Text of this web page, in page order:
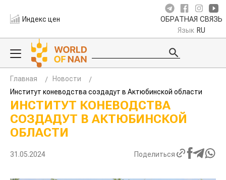
Индекс цен ОБРАТНАЯ СВЯЗЬ
Язык RU
Главная
Новости
Институт коневодства создадут в Актюбинской области
ИНСТИТУТ КОНЕВОДСТВА
СОЗДАДУТ В АКТЮБИНСКОЙ
ОБЛАСТИ
31.05.2024 Поделиться